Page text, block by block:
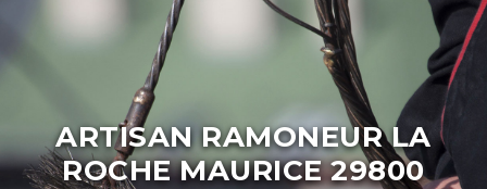
ARTISAN RAMONEUR LA
ROCHE MAURICE 29800